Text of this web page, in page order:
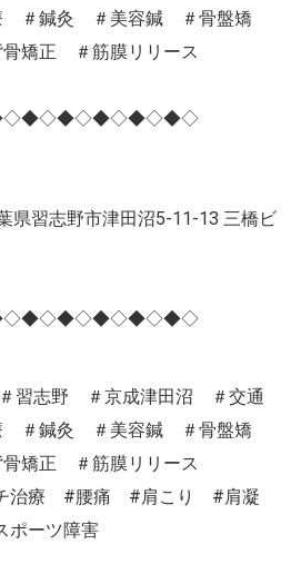
＃鍼灸 ＃美容鍼 ＃骨盤矯
矯正 ＃筋膜リリース
県習志野市津田沼5-11-13 三橋ビ
習志野 ＃京成津田沼 ＃交通
＃鍼灸 ＃美容鍼 ＃骨盤矯
矯正 ＃筋膜リリース
治療 #腰痛 #肩こり #肩凝
ーツ障害